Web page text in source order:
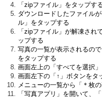
「zipファイル」をタップす
ダウンロードしたファイル
ル」をタップする
「zipファイル」が解凍され
ップする
写真の一覧が表示されるの
をタップする
画面左上の「すべてを選択
画面左下の「↑」ボタンをタ
メニューの一覧から「＊枚
「写真アプリ」を開いて、